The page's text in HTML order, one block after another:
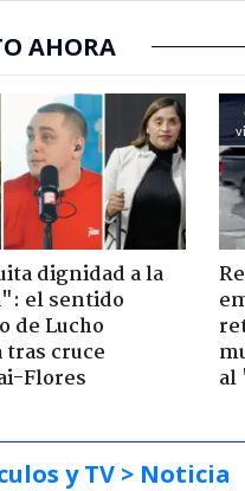
AHORA
dignidad a la
el sentido
de Lucho
cruce
Flores
al
y TV > Noticia